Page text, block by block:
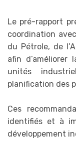
Le pré-rapport
coordination
du Pétrole, de
afin d’améliorer
unités
planification des
Ces
identifiés et à
développement